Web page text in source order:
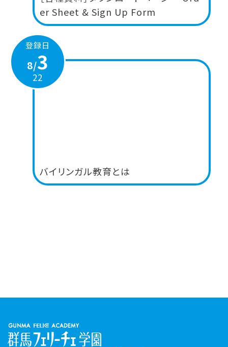
er Sheet & Sign Up Form
登録日
8/3
22
バイリンガル教育とは